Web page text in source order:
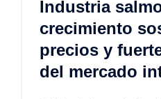
Industria
crecimiento
precios y
del mercado